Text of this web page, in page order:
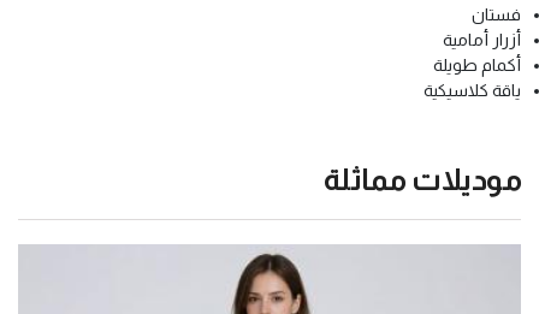
فستان
أزرار أمامية
أكمام طويلة
ياقة كلاسيكية
موديلات مماثلة